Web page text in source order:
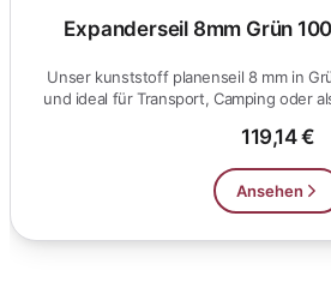
Expanderseil 8mm Grün
Unser kunststoff planenseil 8 mm in
und ideal für Transport, Camping oder
119,14 €
Ansehen